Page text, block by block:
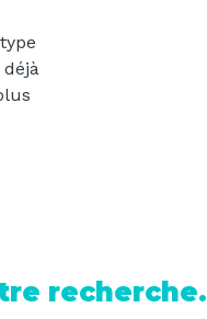
recherche.